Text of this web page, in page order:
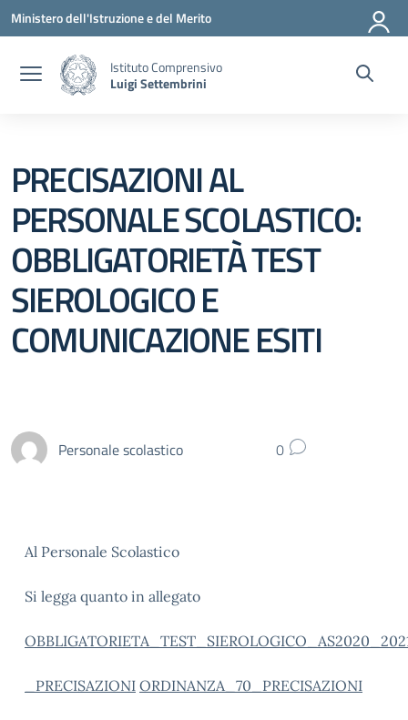
Vai ai contenuti
Vai al menu di navigazione
Vai al footer
Ministero dell'Istruzione e del Merito
Istituto Comprensivo
Luigi Settembrini
PRECISAZIONI AL
PERSONALE SCOLASTICO:
OBBLIGATORIETÀ TEST
SIEROLOGICO E
COMUNICAZIONE ESITI
Personale scolastico 0
Al Personale Scolastico
Si legga quanto in allegato
_PRECISAZIONI ORDINANZA_70_PRECISAZIONI